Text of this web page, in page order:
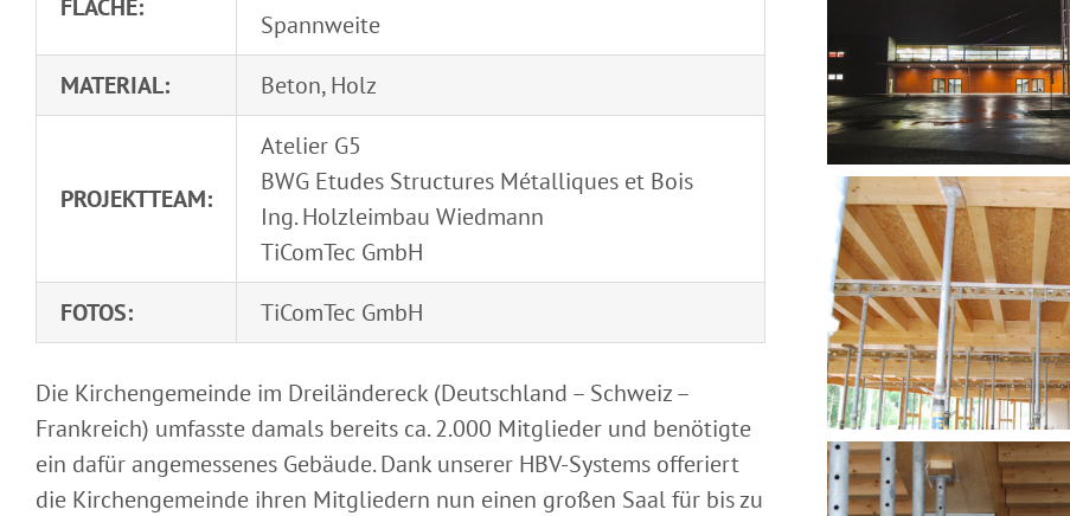
FLÄCHE:
Spannweite
MATERIAL:
Beton, Holz
PROJEKTTEAM:
Atelier G5
BWG Etudes Structures Métalliques et Bois
Ing. Holzleimbau Wiedmann
TiComTec GmbH
FOTOS:
TiComTec GmbH
Die Kirchengemeinde im Dreiländereck (Deutschland – Schweiz –
Frankreich) umfasste damals bereits ca. 2.000 Mitglieder und benötigte
ein dafür angemessenes Gebäude. Dank unserer HBV-Systems offeriert
die Kirchengemeinde ihren Mitgliedern nun einen großen Saal für bis zu